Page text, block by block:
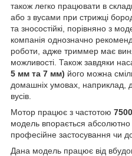
також легко працювати в
або з вусами при стрижці
та зносостійкі, порівняно з
компанія однозначно
роботи, адже триммер має
можливості. Також завдяки
5 мм та 7 мм) його можна
домашніх умовах, наприклад,
вусів.
Мотор працює з частотою
модель впорається
професійне застосування чи
Дана модель працює від